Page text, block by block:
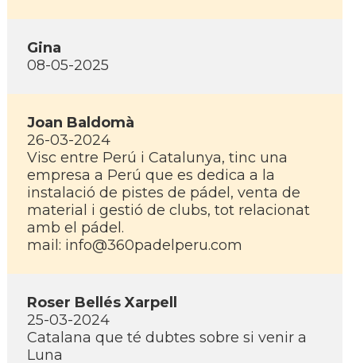
Gina
08-05-2025
Joan Baldomà
26-03-2024
Visc entre Perú i Catalunya, tinc una
empresa a Perú que es dedica a la
instalació de pistes de pádel, venta de
material i gestió de clubs, tot relacionat
amb el pádel.
mail: info@360padelperu.com
Roser Bellés Xarpell
25-03-2024
Catalana que té dubtes sobre si venir a
Luna